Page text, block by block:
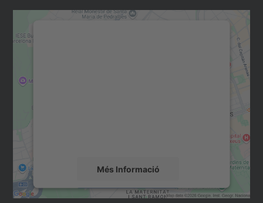
Més Informació
Accepta